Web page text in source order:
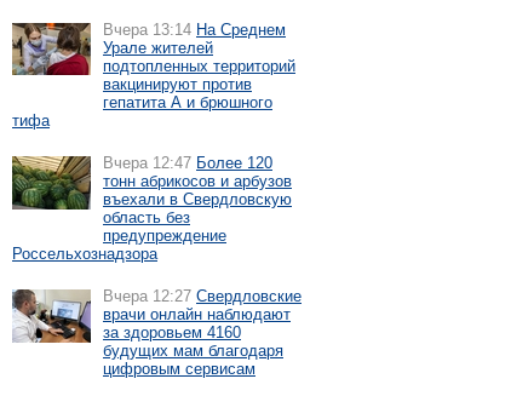
Вчера 13:14 На Среднем
Урале жителей
подтопленных территорий
вакцинируют против
гепатита А и брюшного
тифа
Вчера 12:47 Более 120
тонн абрикосов и арбузов
въехали в Свердловскую
область без
предупреждение
Россельхознадзора
Вчера 12:27 Свердловские
врачи онлайн наблюдают
за здоровьем 4160
будущих мам благодаря
цифровым сервисам